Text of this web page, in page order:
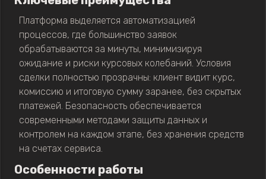
Платформа выделяется автоматизацией
процессов, где большинство заявок
обрабатываются за минуты, минимизируя
ожидание и риски курсовых колебаний. Условия
сделки полностью прозрачны: клиент видит курс,
комиссию и итоговую сумму заранее, без скрытых
платежей. Безопасность обеспечивается
современными методами защиты данных и
контролем на каждом этапе, без хранения средств
на счетах сервиса.
Особенности работы